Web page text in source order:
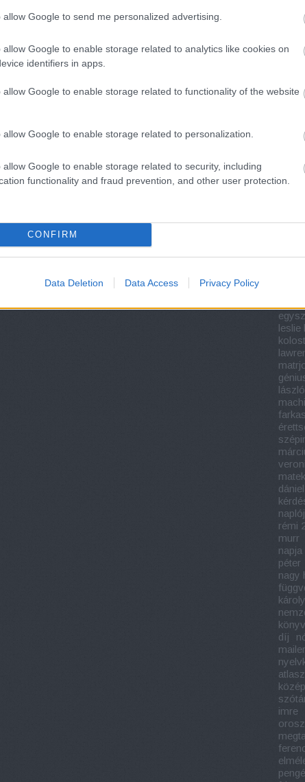
allow Google to send me personalized advertising.
allow Google to enable storage related to analytics like cookies on
identifiers in apps.
allow Google to enable storage related to functionality of the website
allow Google to enable storage related to personalization.
allow Google to enable storage related to security, including
functionality and fraud prevention, and other user protection.
CONFIRM
Data Deletion Data Access Privacy Policy
jane
jean
mór
frigyes
leslie
lászló
farkas
dániel
rémi
murr
napja
péter
nagy
károly
díj
mailer
atlasz
imre